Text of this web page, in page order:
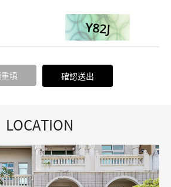
填 確認送出
LOCATION